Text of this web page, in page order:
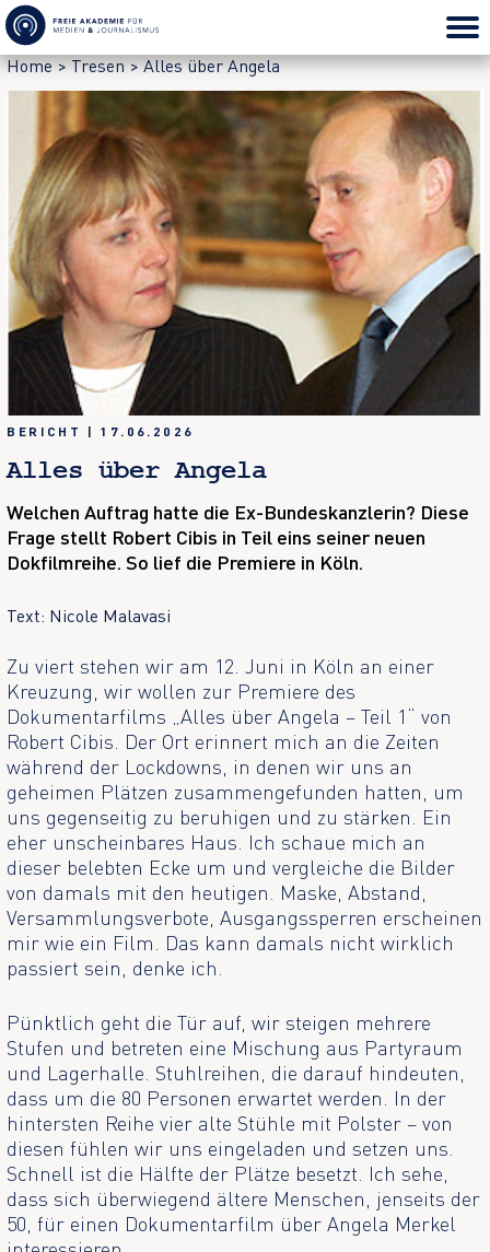
Home>Tresen>Alles über Angela
BERICHT | 17.06.2026
Alles über Angela
Welchen Auftrag hatte die Ex-Bundeskanzlerin? Diese
Frage stellt Robert Cibis in Teil eins seiner neuen
Dokfilmreihe. So lief die Premiere in Köln.
Text: Nicole Malavasi
Zu viert stehen wir am 12. Juni in Köln an einer
Kreuzung, wir wollen zur Premiere des
Dokumentarfilms „Alles über Angela – Teil 1“ von
Robert Cibis. Der Ort erinnert mich an die Zeiten
während der Lockdowns, in denen wir uns an
geheimen Plätzen zusammengefunden hatten, um
uns gegenseitig zu beruhigen und zu stärken. Ein
eher unscheinbares Haus. Ich schaue mich an
dieser belebten Ecke um und vergleiche die Bilder
von damals mit den heutigen. Maske, Abstand,
Versammlungsverbote, Ausgangssperren erscheinen
mir wie ein Film. Das kann damals nicht wirklich
passiert sein, denke ich.
Pünktlich geht die Tür auf, wir steigen mehrere
Stufen und betreten eine Mischung aus Partyraum
und Lagerhalle. Stuhlreihen, die darauf hindeuten,
dass um die 80 Personen erwartet werden. In der
hintersten Reihe vier alte Stühle mit Polster – von
diesen fühlen wir uns eingeladen und setzen uns.
Schnell ist die Hälfte der Plätze besetzt. Ich sehe,
dass sich überwiegend ältere Menschen, jenseits der
50, für einen Dokumentarfilm über Angela Merkel